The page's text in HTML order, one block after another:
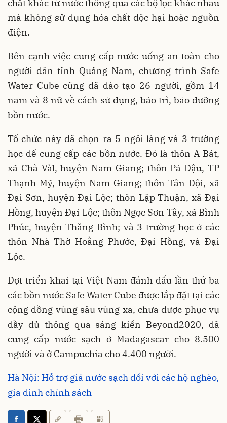
chất khác từ nước thông qua các bộ lọc khác nhau
mà không sử dụng hóa chất độc hại hoặc nguồn
điện.
Bên cạnh việc cung cấp nước uống an toàn cho
người dân tỉnh Quảng Nam, chương trình Safe
Water Cube cũng đã đào tạo 26 người, gồm 14
nam và 8 nữ về cách sử dụng, bảo trì, bảo dưỡng
bồn nước.
Tổ chức này đã chọn ra 5 ngôi làng và 3 trường
học để cung cấp các bồn nước. Đó là thôn A Bát,
xã Chà Vàl, huyện Nam Giang; thôn Pả Đậu, TP
Thạnh Mỹ, huyện Nam Giang; thôn Tân Đội, xã
Đại Sơn, huyện Đại Lộc; thôn Lập Thuận, xã Đại
Hồng, huyện Đại Lộc; thôn Ngọc Sơn Tây, xã Bình
Phúc, huyện Thăng Bình; và 3 trường học ở các
thôn Nhà Thờ Hoằng Phước, Đại Hồng, và Đại
Lộc.
Đợt triển khai tại Việt Nam đánh dấu lần thứ ba
các bồn nước Safe Water Cube được lắp đặt tại các
cộng đồng vùng sâu vùng xa, chưa được phục vụ
đầy đủ thông qua sáng kiến Beyond2020, đã
cung cấp nước sạch ở Madagascar cho 8.500
người và ở Campuchia cho 4.400 người.
Hà Nội: Hỗ trợ giá nước sạch đối với các hộ nghèo,
gia đình chính sách